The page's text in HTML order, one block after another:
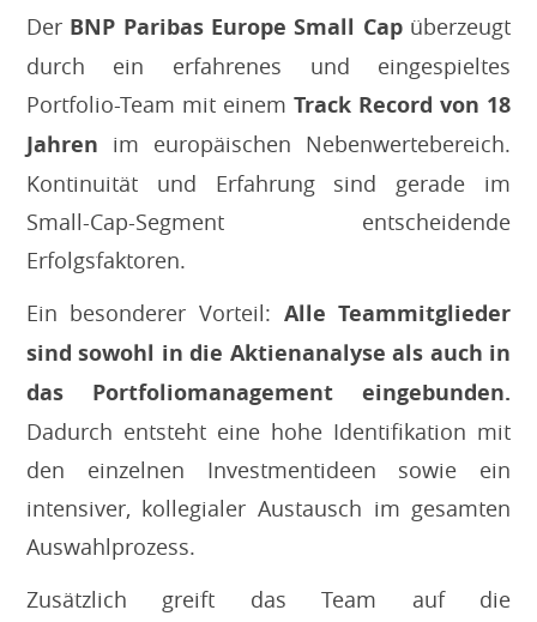
Der BNP Paribas Europe Small Capüberzeugt
durch ein erfahrenes und eingespieltes
Portfolio-Team mit einem Track Record von 18
Jahren im europäischen Nebenwertebereich.
Kontinuität und Erfahrung sind gerade im
Small-Cap-Segment entscheidende
Erfolgsfaktoren.
Ein besonderer Vorteil: Alle Teammitglieder
sind sowohl in die Aktienanalyse als auch in
das Portfoliomanagement eingebunden.
Dadurch entsteht eine hohe Identifikation mit
den einzelnen Investmentideen sowie ein
intensiver, kollegialer Austausch im gesamten
Auswahlprozess.
Zusätzlich greift das Team auf die